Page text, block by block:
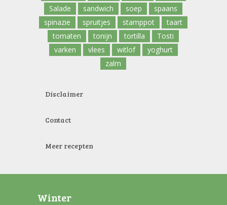
Salade
sandwich soep
spaans
spinazie
spruitjes stamppot
taart
tomaten
tonijn tortilla
Tosti
varken
vlees witlof
yoghurt
zalm
Disclaimer
Contact
Meer recepten
Winter